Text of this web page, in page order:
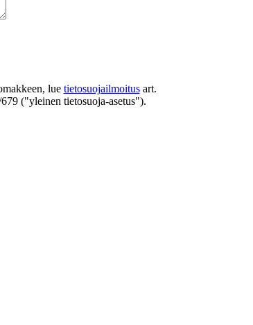
lue tietosuojailmoitusart.
("yleinen tietosuoja-asetus").